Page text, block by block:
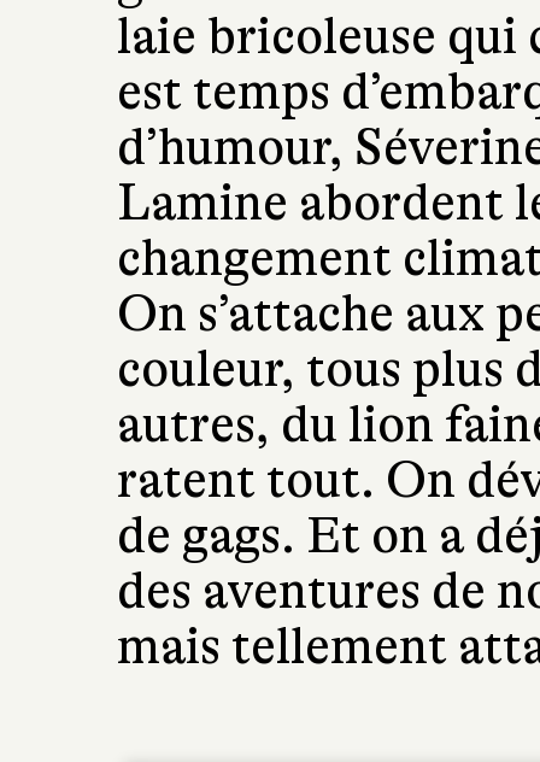
laie bricoleuse qui
est temps
d’humour,
Lamine abordent
changement
On s’attache aux
couleur, tous plus
autres, du lion
ratent tout. On
de gags. Et on a
des aventures de
mais tellement